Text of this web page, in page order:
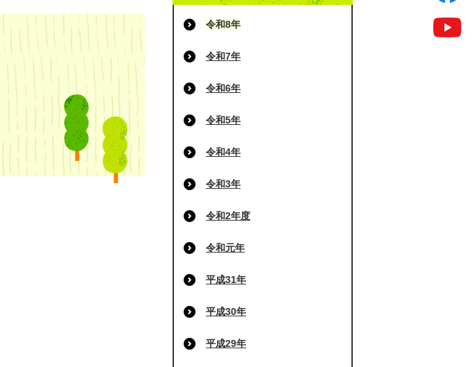
令和8年
令和7年
令和6年
令和5年
令和4年
令和3年
令和2年度
令和元年
平成31年
平成30年
平成29年